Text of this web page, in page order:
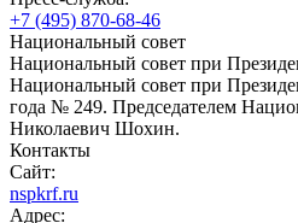
+7 (495) 870-68-46
Национальный совет
Национальный совет при
Национальный совет при
года № 249. Председателем
Николаевич Шохин.
Контакты
Сайт:
nspkrf.ru
Адрес: